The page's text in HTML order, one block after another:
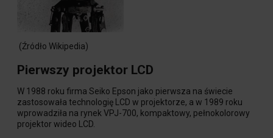
(Źródło Wikipedia)
Pierwszy projektor LCD
W 1988 roku firma Seiko Epson jako pierwsza na świecie
zastosowała technologię LCD w projektorze, a w 1989 roku
wprowadziła na rynek VPJ-700, kompaktowy, pełnokolorowy
projektor wideo LCD.